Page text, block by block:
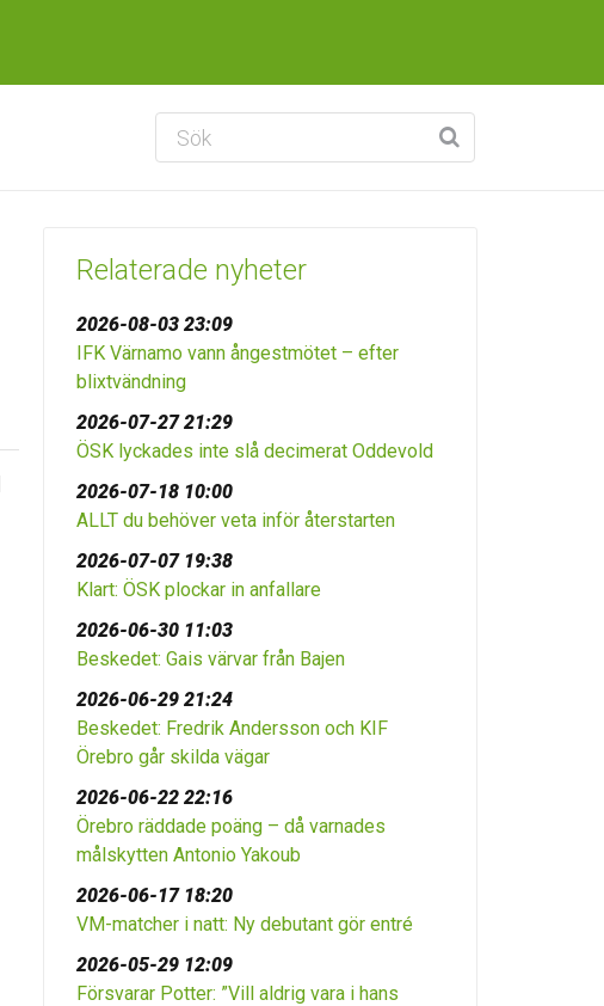
Relaterade nyheter
2026-08-03 23:09
IFK Värnamo vann ångestmötet – efter
blixtvändning
2026-07-27 21:29
ÖSK lyckades inte slå decimerat Oddevold
2026-07-18 10:00
ALLT du behöver veta inför återstarten
2026-07-07 19:38
Klart: ÖSK plockar in anfallare
2026-06-30 11:03
Beskedet: Gais värvar från Bajen
2026-06-29 21:24
Beskedet: Fredrik Andersson och KIF
Örebro går skilda vägar
2026-06-22 22:16
Örebro räddade poäng – då varnades
målskytten Antonio Yakoub
2026-06-17 18:20
VM-matcher i natt: Ny debutant gör entré
2026-05-29 12:09
Försvarar Potter: ”Vill aldrig vara i hans